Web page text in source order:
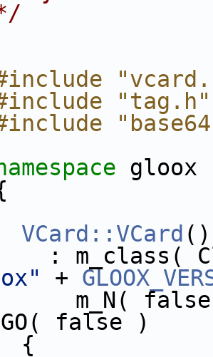
"tag.h"
gloox
VCard::VCard ()
+
false ),
false )